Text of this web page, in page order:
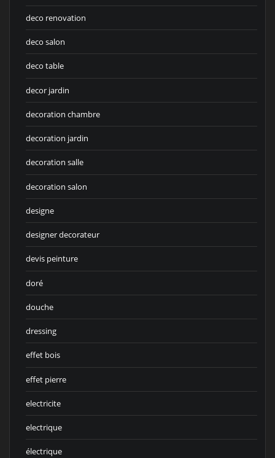
deco renovation
deco salon
deco table
decor jardin
decoration chambre
decoration jardin
decoration salle
decoration salon
designe
designer decorateur
devis peinture
doré
douche
dressing
effet bois
effet pierre
electricite
electrique
électrique